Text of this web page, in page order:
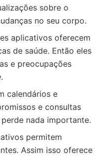
sobre o
no seu corpo.
aplicativos oferecem
de saúde. Então eles
e preocupações
.
calendários e
e consultas
nada importante.
permitem
Assim isso oferece